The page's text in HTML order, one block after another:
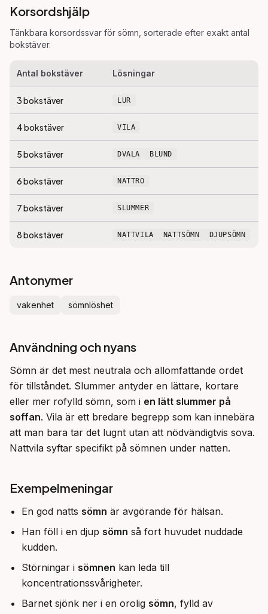
Korsordshjälp
Tänkbara korsordssvar för sömn , sorterade efter exakt antal
bokstäver.
Antal bokstäver Lösningar
3bokstäver LUR
4bokstäver VILA
5bokstäver DVALA BLUND
6bokstäver NATTRO
7bokstäver SLUMMER
8bokstäver NATTVILA NATTSÖMN DJUPSÖMN
Antonymer
vakenhet sömnlöshet
Användning och nyans
Sömn är det mest neutrala och allomfattande ordet
för tillståndet. Slummer antyder en lättare, kortare
eller mer rofylld sömn, som i en lätt slummer på
soffan. Vila är ett bredare begrepp som kan innebära
att man bara tar det lugnt utan att nödvändigtvis sova.
Nattvila syftar specifikt på sömnen under natten.
Exempelmeningar
En god natts sömn är avgörande för hälsan.
Han föll i en djup sömn så fort huvudet nuddade
kudden.
Störningar i sömnen kan leda till
koncentrationssvårigheter.
Barnet sjönk ner i en orolig sömn, fylld av